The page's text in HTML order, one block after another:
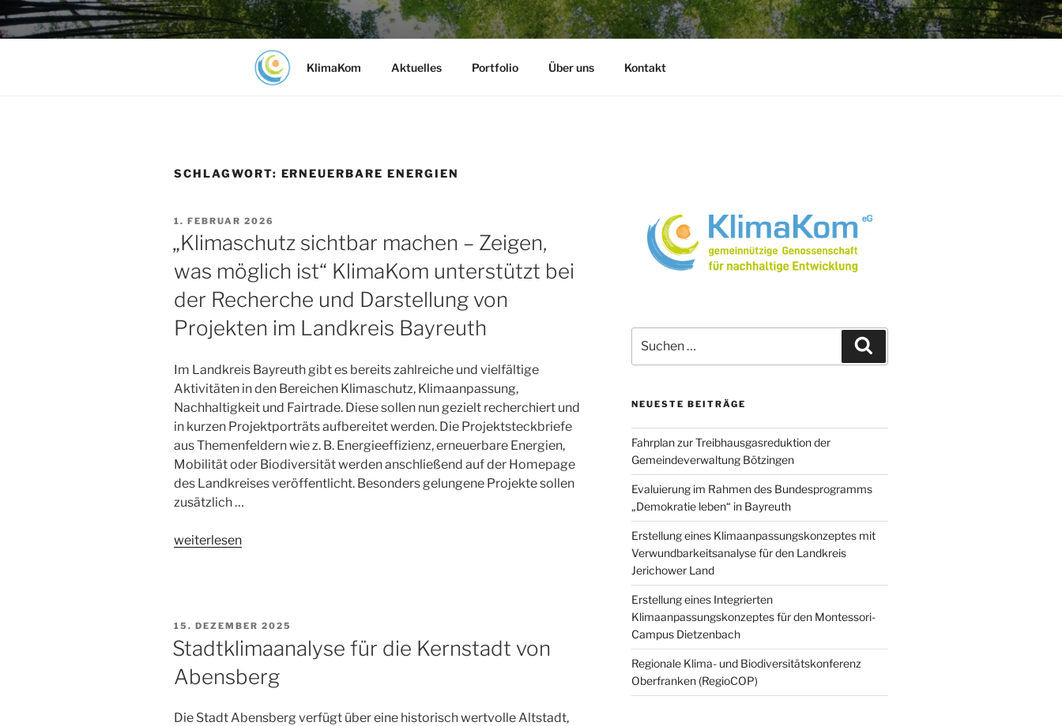
Zum
Inhalt
KlimaKom gemeinnützige eG
Gemeinnützige Genossenschaft für nachhaltige Entwicklung
KlimaKom Aktuelles Portfolio Über uns Kontakt
SCHLAGWORT: ERNEUERBARE ENERGIEN
1. FEBRUAR 2026
„Klimaschutz sichtbar machen – Zeigen,
was möglich ist“ KlimaKom unterstützt bei
der Recherche und Darstellung von
Projekten im Landkreis Bayreuth
Im Landkreis Bayreuth gibt es bereits zahlreiche und vielfältige
Aktivitäten in den Bereichen Klimaschutz, Klimaanpassung,
Nachhaltigkeit und Fairtrade. Diese sollen nun gezielt recherchiert und
in kurzen Projektporträts aufbereitet werden. Die Projektsteckbriefe
aus Themenfeldern wie z. B. Energieeffizienz, erneuerbare Energien,
Mobilität oder Biodiversität werden anschließend auf der Homepage
des Landkreises veröffentlicht. Besonders gelungene Projekte sollen
zusätzlich …
„„Klimaschutz
was
möglich
ist“
unterstützt
weiterlesen
15. DEZEMBER 2025
Stadtklimaanalyse für die Kernstadt von
Abensberg
Die Stadt Abensberg verfügt über eine historisch wertvolle Altstadt,
nach:
NEUESTE BEITRÄGE
Fahrplan zur Treibhausgasreduktion der
Gemeindeverwaltung Bötzingen
Evaluierung im Rahmen des Bundesprogramms
„Demokratie leben“ in Bayreuth
Erstellung eines Klimaanpassungskonzeptes mit
Verwundbarkeitsanalyse für den Landkreis
Jerichower Land
Erstellung eines Integrierten
Klimaanpassungskonzeptes für den Montessori-
Campus Dietzenbach
Regionale Klima- und Biodiversitätskonferenz
Oberfranken (RegioCOP)